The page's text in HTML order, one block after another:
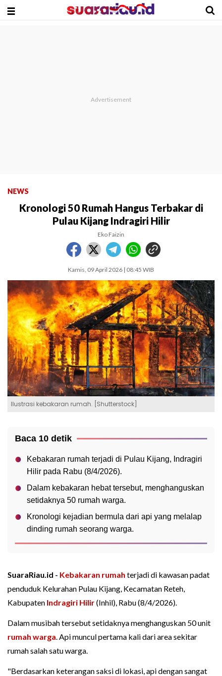
NEWS
Kronologi 50 Rumah Hangus Terbakar di
Pulau Kijang Indragiri Hilir
Eko Faizin
Kamis, 09 April 2026 | 08:45 WIB
Ilustrasi kebakaran rumah. [Shutterstock]
Baca 10 detik
Kebakaran rumah terjadi di Pulau Kijang, Indragiri
Hilir pada Rabu (8/4/2026).
Dalam kebakaran hebat tersebut, menghanguskan
setidaknya 50 rumah warga.
Kronologi kejadian bermula dari api yang melalap
dinding rumah seorang warga.
SuaraRiau.id - Kebakaran rumah terjadi di kawasan padat
penduduk Kelurahan Pulau Kijang, Kecamatan Reteh,
Kabupaten Indragiri Hilir(Inhil), Rabu (8/4/2026).
Dalam musibah tersebut setidaknya menghanguskan 50 unit
rumah warga. Api muncul pertama kali dari area sekitar
rumah salah satu warga.
"Berdasarkan keterangan saksi di lokasi, api dengan sangat